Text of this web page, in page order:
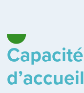
Capacité
d’accueil